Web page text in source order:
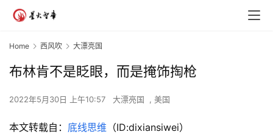
Home 西风吹 大漂亮国
布林肯不是眨眼，而是掩饰掏枪
2022年5月30日 上午10:57 大漂亮国 , 美国
本文转载自： 底线思维 （ID:dixiansiwei）